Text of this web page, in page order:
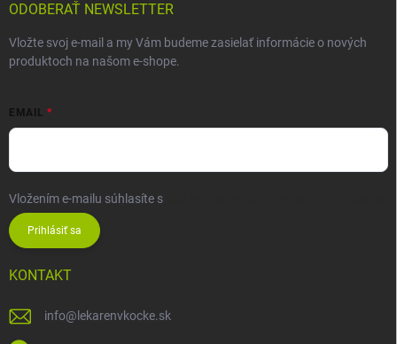
ODOBERAŤ NEWSLETTER
Vložte svoj e-mail a my Vám budeme zasielať informácie o nových
produktoch na našom e-shope.
EMAIL
Vložením e-mailu súhlasíte s
Prihlásiť sa
KONTAKT
info@ lekarenvkocke.sk